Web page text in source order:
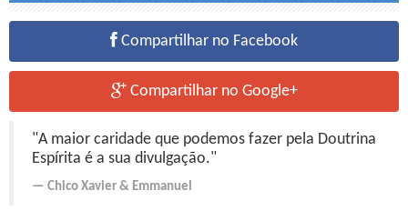
Compartilhar no Facebook
Compartilhar no Google+
"A maior caridade que podemos fazer pela Doutrina
Espírita é a sua divulgação."
Chico Xavier & Emmanuel